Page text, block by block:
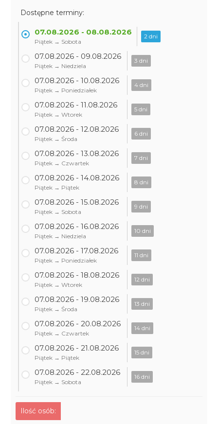
Dostępne terminy:
07.08.2026 - 08.08.2026
Piątek → Sobota
2 dni
07.08.2026 - 09.08.2026
Piątek → Niedziela
3 dni
07.08.2026 - 10.08.2026
Piątek → Poniedziałek
4 dni
07.08.2026 - 11.08.2026
Piątek → Wtorek
5 dni
07.08.2026 - 12.08.2026
Piątek → Środa
6 dni
07.08.2026 - 13.08.2026
Piątek → Czwartek
7 dni
07.08.2026 - 14.08.2026
Piątek → Piątek
8 dni
07.08.2026 - 15.08.2026
Piątek → Sobota
9 dni
07.08.2026 - 16.08.2026
Piątek → Niedziela
10 dni
07.08.2026 - 17.08.2026
Piątek → Poniedziałek
11 dni
07.08.2026 - 18.08.2026
Piątek → Wtorek
12 dni
07.08.2026 - 19.08.2026
Piątek → Środa
13 dni
07.08.2026 - 20.08.2026
Piątek → Czwartek
14 dni
07.08.2026 - 21.08.2026
Piątek → Piątek
15 dni
07.08.2026 - 22.08.2026
Piątek → Sobota
16 dni
Ilość osób: